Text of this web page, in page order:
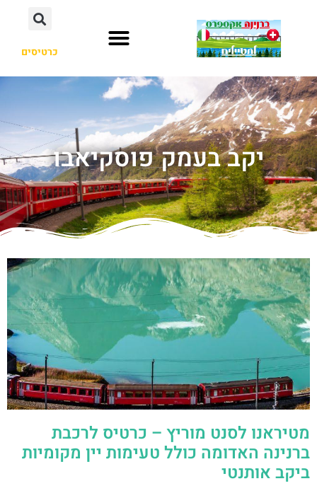
כרטיסים
יקב בעמק פוסקיאבו
מטיראנו לסנט מוריץ – כרטיס לרכבת
ברנינה האדומה כולל טעימות יין מקומיות
ביקב אותנטי